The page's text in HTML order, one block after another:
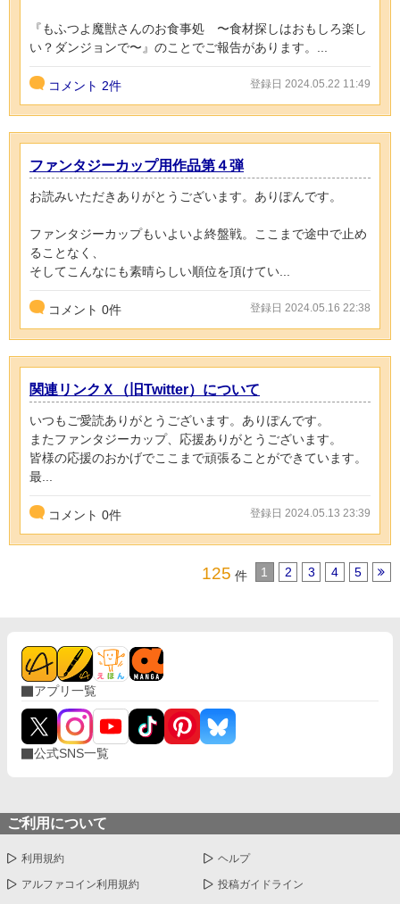
『もふつよ魔獣さんのお食事処 〜食材探しはおもしろ楽し
い？ダンジョンで〜』のことでご報告があります。...
コメント 2件 登録日 2024.05.22 11:49
ファンタジーカップ用作品第４弾
お読みいただきありがとうございます。ありぽんです。
ファンタジーカップもいよいよ終盤戦。ここまで途中で止め
ることなく、
そしてこんなにも素晴らしい順位を頂けてい...
コメント 0件 登録日 2024.05.16 22:38
関連リンクＸ（旧Twitter）について
いつもご愛読ありがとうございます。ありぽんです。
またファンタジーカップ、応援ありがとうございます。
皆様の応援のおかげでここまで頑張ることができています。
最...
コメント 0件 登録日 2024.05.13 23:39
125 件 1 2 3 4 5
アプリ一覧
公式SNS一覧
ご利用について
利用規約 ヘルプ
アルファコイン利用規約 投稿ガイドライン